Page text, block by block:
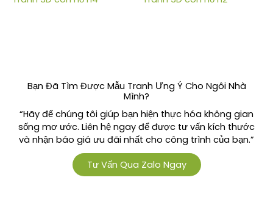
Bạn Đã Tìm Được Mẫu Tranh Ưng Ý Cho Ngôi Nhà
Mình?
“Hãy để chúng tôi giúp bạn hiện thực hóa không gian
sống mơ ước. Liên hệ ngay để được tư vấn kích thước
và nhận báo giá ưu đãi nhất cho công trình của bạn.”
Tư Vấn Qua Zalo Ngay